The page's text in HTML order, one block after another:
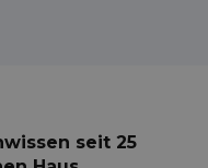
seit 25